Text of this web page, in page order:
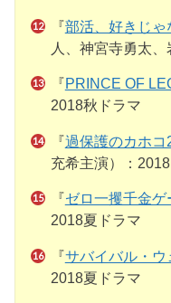
『部活、好きじゃ
人、神宮寺勇太
『PRINCE OF
2018秋ドラマ
『過保護のカホコ
充希主演）：
『ゼロ一攫千金ゲ
2018夏ドラマ
『サバイバル・ウ
2018夏ドラマ